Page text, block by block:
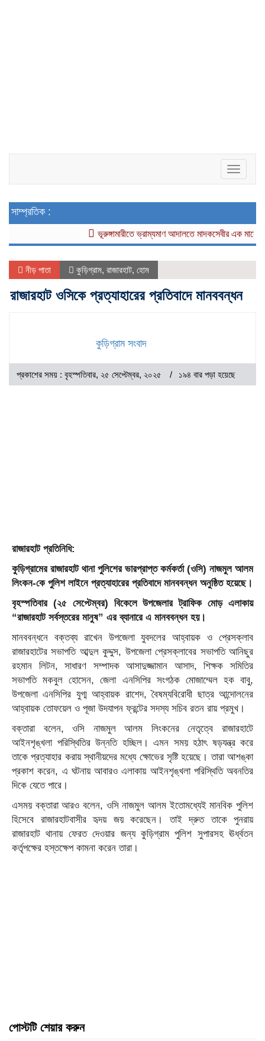
Toggle
সাম্প্রতিক :
ভূরুঙ্গামারীতে ভ্রাম্যমাণ আদালতে মাদকসেবীর এক মাসের
নীড় পাতা কুড়িগ্রাম, রাজারহাট, হোম
রাজারহাট ওসিকে প্রত্যাহারের প্রতিবাদে মানববন্ধন
কুড়িগ্রাম সংবাদ
প্রকাশের সময় : বৃহস্পতিবার, ২৫ সেপ্টেম্বর, ২০২৫ ১৯৪ বার পড়া হয়েছে
রাজারহাট প্রতিনিধি:
কুড়িগ্রামের রাজারহাট থানা পুলিশের ভারপ্রাপ্ত কর্মকর্তা (ওসি) নাজমুল আলম
লিংকন-কে পুলিশ লাইনে প্রত্যাহারের প্রতিবাদে মানববন্ধন অনুষ্ঠিত হয়েছে।
বৃহস্পতিবার (২৫ সেপ্টেম্বর) বিকেলে উপজেলার ট্রাফিক মোড় এলাকায়
“রাজারহাট সর্বস্তরের মানুষ” এর ব্যানারে এ মানববন্ধন হয়।
মানববন্ধনে বক্তব্য রাখেন উপজেলা যুবদলের আহ্বায়ক ও প্রেসক্লাব
রাজারহাটের সভাপতি আব্দুল কুদ্দুস, উপজেলা প্রেসক্লাবের সভাপতি আনিছুর
রহমান লিটন, সাধারণ সম্পাদক আসাদুজ্জামান আসাদ, শিক্ষক সমিতির
সভাপতি মকবুল হোসেন, জেলা এনসিপির সংগঠক মোজাম্মেল হক বাবু,
উপজেলা এনসিপির যুগ্ম আহ্বায়ক রাশেদ, বৈষম্যবিরোধী ছাত্র আন্দোলনের
আহ্বায়ক তোফয়েল ও পূজা উদযাপন ফ্রন্টের সদস্য সচিব রতন রায় প্রমুখ।
বক্তারা বলেন, ওসি নাজমুল আলম লিংকনের নেতৃত্বে রাজারহাটে
আইনশৃঙ্খলা পরিস্থিতির উন্নতি হচ্ছিল। এমন সময় হঠাৎ ষড়যন্ত্র করে
তাকে প্রত্যাহার করায় স্থানীয়দের মধ্যে ক্ষোভের সৃষ্টি হয়েছে। তারা আশঙ্কা
প্রকাশ করেন, এ ঘটনায় আবারও এলাকায় আইনশৃঙ্খলা পরিস্থিতি অবনতির
দিকে যেতে পারে।
এসময় বক্তারা আরও বলেন, ওসি নাজমুল আলম ইতোমধ্যেই মানবিক পুলিশ
হিসেবে রাজারহাটবাসীর হৃদয় জয় করেছেন। তাই দ্রুত তাকে পুনরায়
রাজারহাট থানায় ফেরত দেওয়ার জন্য কুড়িগ্রাম পুলিশ সুপারসহ ঊর্ধ্বতন
কর্তৃপক্ষের হস্তক্ষেপ কামনা করেন তারা।
পোস্টটি শেয়ার করুন